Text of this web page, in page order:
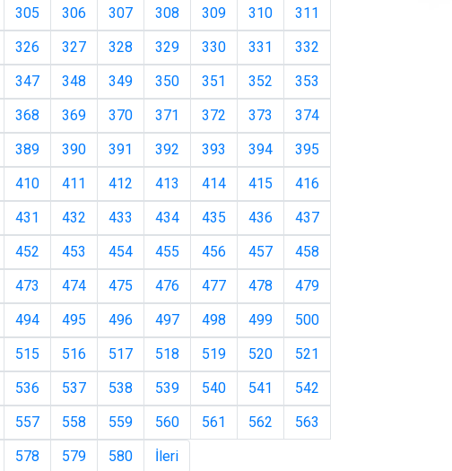
305 306 307 308 309 310
311
326 327 328 329 330 331
332
347 348 349 350 351 352
353
368 369 370 371 372 373
374
389 390 391 392 393 394
395
410 411 412 413 414 415
416
431 432 433 434 435 436
437
452 453 454 455 456 457
458
473 474 475 476 477 478
479
494 495 496 497 498 499
500
515 516 517 518 519 520
521
536 537 538 539 540 541
542
557 558 559 560 561 562
563
578 579 580 İleri